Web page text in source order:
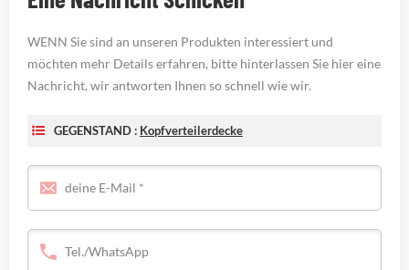
WENN Sie sind an unseren Produkten interessiert und
möchten mehr Details erfahren, bitte hinterlassen Sie hier eine
Nachricht, wir antworten Ihnen so schnell wie wir.
GEGENSTAND : Kopfverteilerdecke